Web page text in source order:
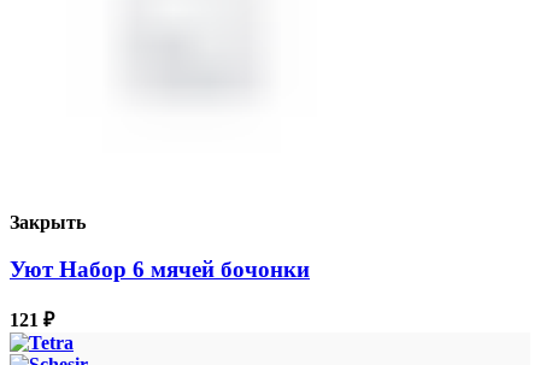
Закрыть
Уют Набор 6 мячей бочонки
121 ₽